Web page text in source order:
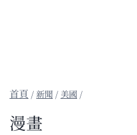
/新聞 / 美國 /
漫畫